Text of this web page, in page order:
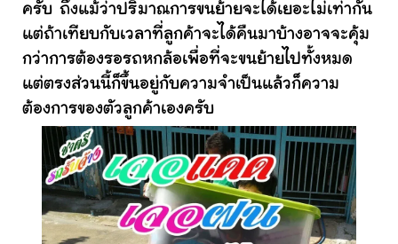
ครับ ถึงแม้ว่าปริมาณการขนย้ายจะได้เยอะไม่เท่ากัน
แต่ถ้าเทียบกับเวลาที่ลูกค้าจะได้คืนมาบ้างอาจจะคุ้ม
กว่าการต้องรอรถหกล้อเพื่อที่จะขนย้ายไปทั้งหมด
แต่ตรงส่วนนี้ก็ขึ้นอยู่กับความจำเป็นแล้วก็ความ
ต้องการของตัวลูกค้าเองครับ